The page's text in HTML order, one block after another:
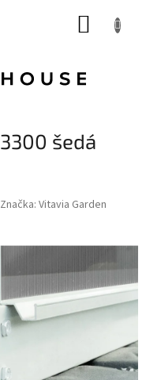
Značka: Vitavia Garden